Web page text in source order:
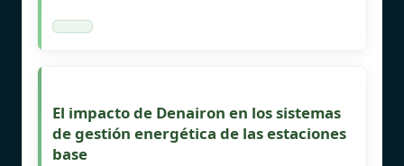
El impacto de Denairon en los sistemas
de gestión energética de las estaciones
base